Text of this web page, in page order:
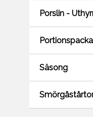
Porslin -
Säsong